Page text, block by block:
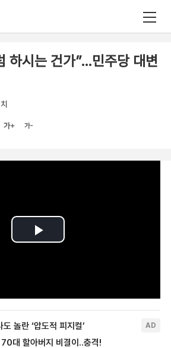
하시는 건가”…민주당 대변